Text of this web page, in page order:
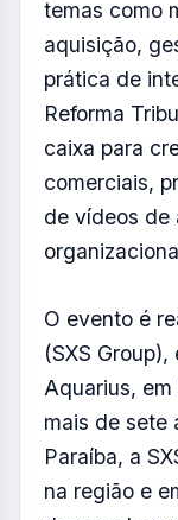
comprados
A proposta é
executores
com
estruturado e
desafios
A
conectar
temas como
aquisição,
prática de
Reforma